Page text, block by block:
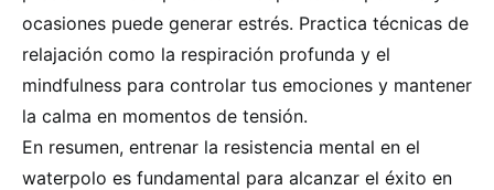
ocasiones puede generar estrés. Practica técnicas de
relajación como la respiración profunda y el
mindfulness para controlar tus emociones y mantener
la calma en momentos de tensión.
En resumen, entrenar la resistencia mental en el
waterpolo es fundamental para alcanzar el éxito en